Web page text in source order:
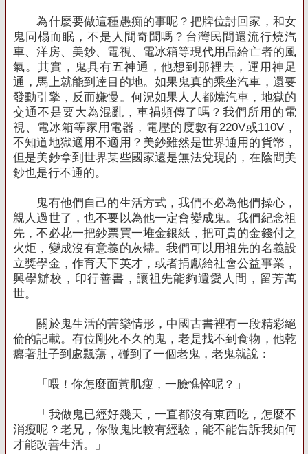
為什麼要做這種愚痴的事呢？把牌位討回家，和女
鬼同榻而眠，不是人間奇聞嗎？台灣民間還流行燒汽
車、洋房、美鈔、電視、電冰箱等現代用品給亡者的風
氣。其實，鬼具有五神通，他想到那裡去，運用神足
通，馬上就能到達目的地。如果鬼真的乘坐汽車，還要
發動引擎，反而嫌慢。何況如果人人都燒汽車，地獄的
交通不是要大為混亂，車禍頻傳了嗎？我們所用的電
視、電冰箱等家用電器，電壓的度數有220V或110V ，
不知道地獄適用不適用？美鈔雖然是世界通用的貨幣，
但是美鈔拿到世界某些國家還是無法兌現的，在陰間美
鈔也是行不通的。
鬼有他們自己的生活方式，我們不必為他們操心，
親人過世了，也不要以為他一定會變成鬼。我們紀念祖
先，不必花一把鈔票買一堆金銀紙，把可貴的金錢付之
火炬，變成沒有意義的灰燼。我們可以用祖先的名義設
立獎學金，作育天下英才，或者捐獻給社會公益事業，
興學辦校，印行善書，讓祖先能夠遺愛人間，留芳萬
世。
關於鬼生活的苦樂情形，中國古書裡有一段精彩絕
倫的記載。有位剛死不久的鬼，老是找不到食物，他乾
癟著肚子到處飄蕩，碰到了一個老鬼，老鬼就說：
「喂！你怎麼面黃肌瘦，一臉憔悴呢？」
「我做鬼已經好幾天，一直都沒有東西吃，怎麼不
消瘦呢？老兄，你做鬼比較有經驗，能不能告訴我如何
才能改善生活。」